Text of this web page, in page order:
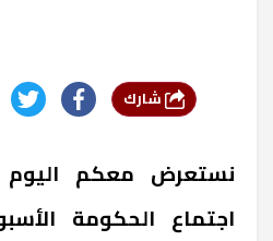
نستعرض معكم اليوم
اجتماع الحكومة